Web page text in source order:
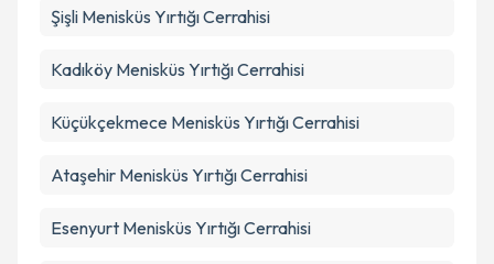
Şişli Menisküs Yırtığı Cerrahisi
Kadıköy Menisküs Yırtığı Cerrahisi
Küçükçekmece Menisküs Yırtığı Cerrahisi
Ataşehir Menisküs Yırtığı Cerrahisi
Esenyurt Menisküs Yırtığı Cerrahisi